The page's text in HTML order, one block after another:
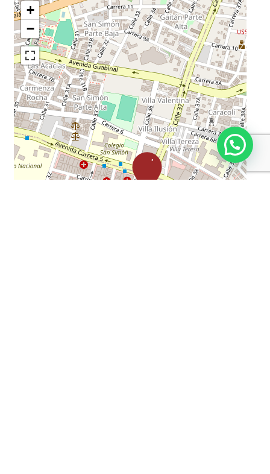
Cómodas Vias De Acceso
Trans. Público Cercano
Closet
Colegios/Universidades
Gas Natural
Zona De Ropas
Sobre Vía Principal
Sala-Comedor
Zona Comercial